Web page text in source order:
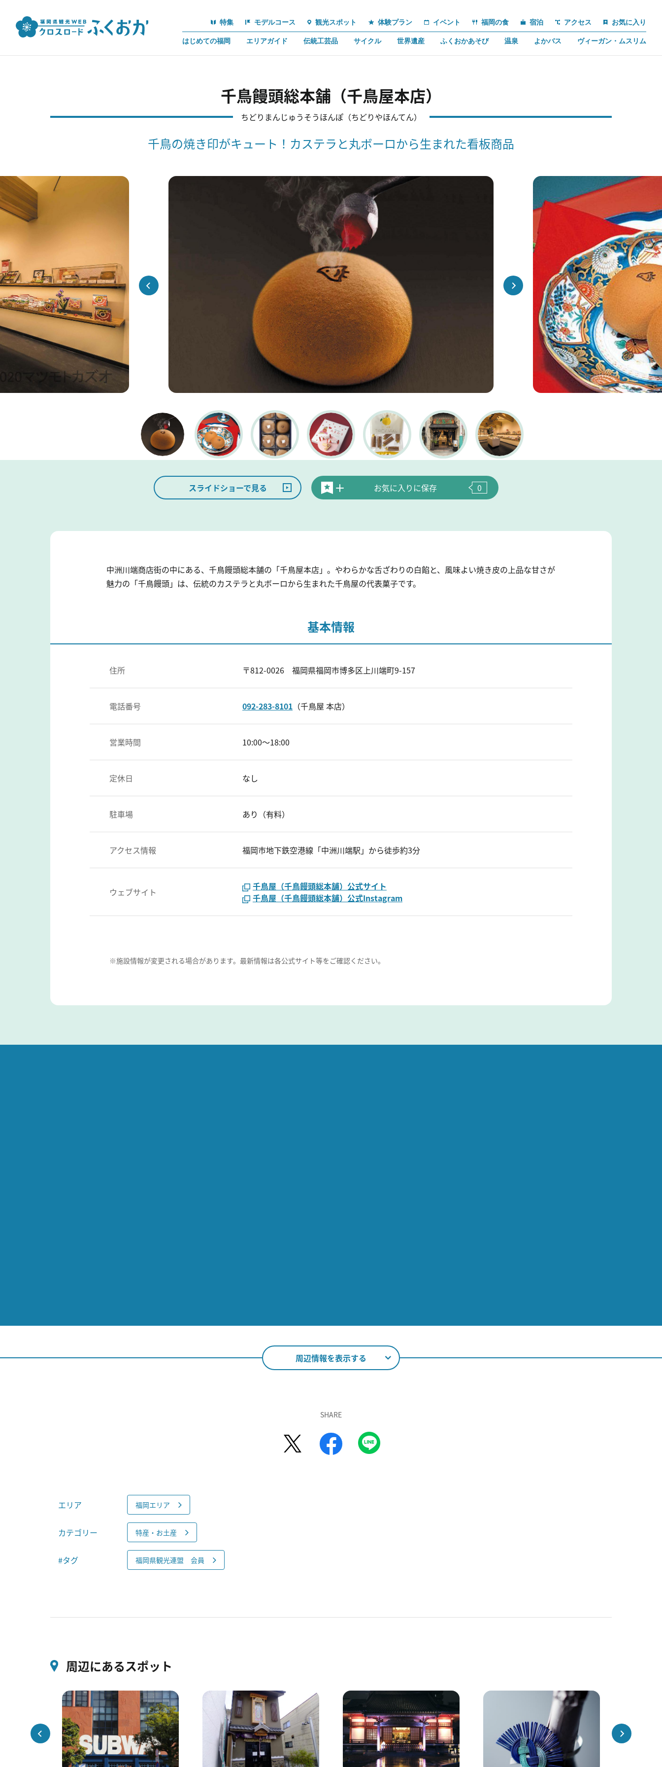
特集 モデルコース 観光スポット 体験プラン イベント 福岡の食 宿泊 アクセス お気に入り
はじめての福岡 エリアガイド 伝統工芸品 サイクル 世界遺産 ふくおかあそび 温泉 よかバス ヴィーガン・ムスリム
千鳥饅頭総本舗（千鳥屋本店）
ちどりまんじゅうそうほんぽ（ちどりやほんてん）
千鳥の焼き印がキュート！カステラと丸ボーロから生まれた看板商品
スライドショーで見る お気に入りに保存 0
中洲川端商店街の中にある、千鳥饅頭総本舗の「千鳥屋本店」。やわらかな舌ざわりの白餡と、風味よい焼き皮の上品な甘さが
魅力の「千鳥饅頭」は、伝統のカステラと丸ボーロから生まれた千鳥屋の代表菓子です。
基本情報
住所 〒812-0026 福岡県福岡市博多区上川端町9-157
電話番号 092-283-8101 （千鳥屋 本店）
営業時間 10:00～18:00
定休日 なし
駐車場 あり（有料）
アクセス情報 福岡市地下鉄空港線「中洲川端駅」から徒歩約3分
ウェブサイト
千鳥屋（千鳥饅頭総本舗）公式サイト
千鳥屋（千鳥饅頭総本舗）公式Instagram
※施設情報が変更される場合があります。最新情報は各公式サイト等をご確認ください。
周辺情報を表示する
SHARE
エリア 福岡エリア
カテゴリー 特産・お土産
#タグ 福岡県観光連盟 会員
周辺にあるスポット